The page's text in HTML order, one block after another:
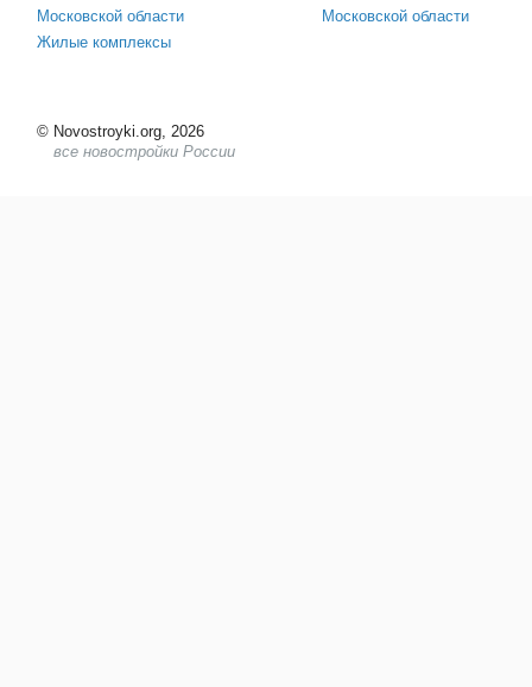
Московской области
Жилые комплексы
Московской области
© Novostroyki.org, 2026
все новостройки России